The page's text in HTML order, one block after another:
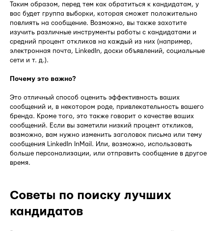
Таким образом, перед тем как обратиться к кандидатам, у
вас будет группа выборки, которая сможет положительно
повлиять на сообщение. Возможно, вы также захотите
изучить различные инструменты работы с кандидатами и
средний процент откликов на каждый из них (например,
электронная почта, LinkedIn, доски объявлений, социальные
сети и т. д.).
Почему это важно?
Это отличный способ оценить эффективность ваших
сообщений и, в некотором роде, привлекательность вашего
бренда. Кроме того, это также говорит о качестве ваших
сообщений. Если вы заметили низкий процент откликов,
возможно, вам нужно изменить заголовок письма или тему
сообщения LinkedIn InMail. Или, возможно, использовать
больше персонализации, или отправить сообщение в другое
время.
Советы по поиску лучших
кандидатов